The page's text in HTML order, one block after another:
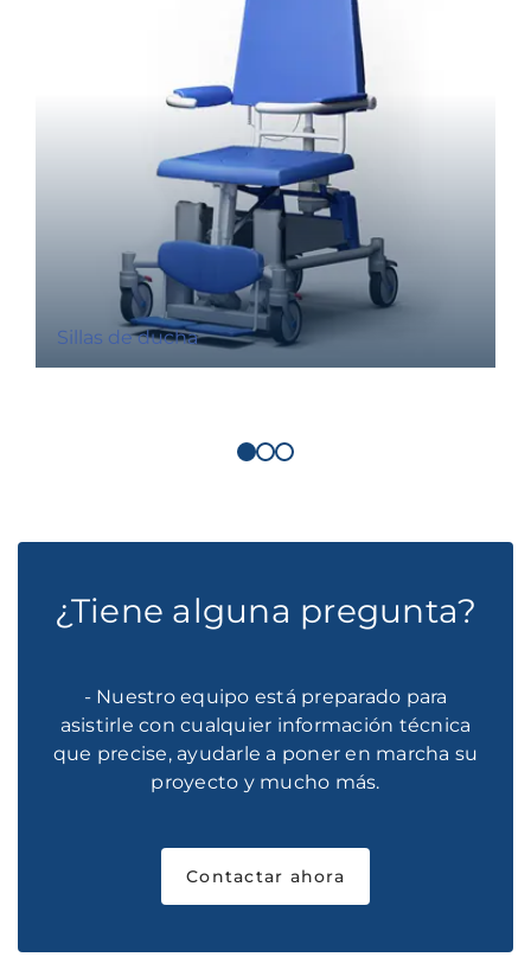
Sillas de ducha
¿Tiene alguna pregunta?
- Nuestro equipo está preparado para
asistirle con cualquier información técnica
que precise, ayudarle a poner en marcha su
proyecto y mucho más.
Contactar ahora